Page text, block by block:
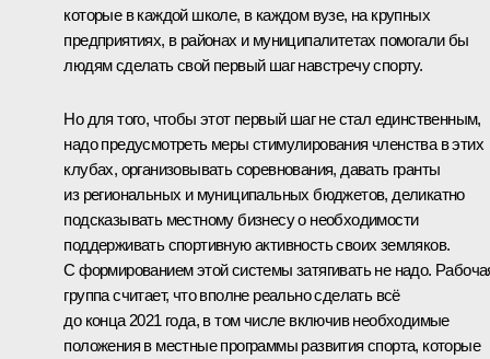
которые в каждой школе, в каждом вузе, на крупных
предприятиях, в районах и муниципалитетах помогали бы
людям сделать свой первый шаг навстречу спорту.
Но для того, чтобы этот первый шаг не стал единственным,
надо предусмотреть меры стимулирования членства в этих
клубах, организовывать соревнования, давать гранты
из региональных и муниципальных бюджетов, деликатно
подсказывать местному бизнесу о необходимости
поддерживать спортивную активность своих земляков.
С формированием этой системы затягивать не надо.
группа считает, что вполне реально сделать всё
до конца 2021 года, в том числе включив необходимые
положения в местные программы развития спорта, которые